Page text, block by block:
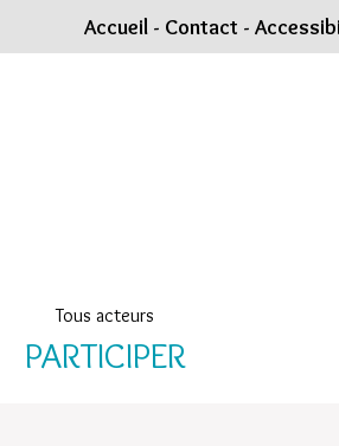
Accueil - Contact -
Tous acteurs
PARTICIPER